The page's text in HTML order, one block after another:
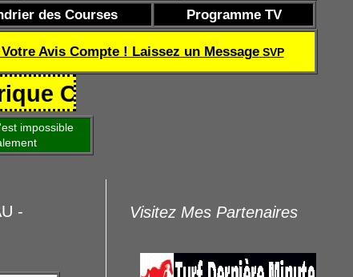
des Courses Programme TV
Avis Compte ! Laissez un MessageSVP
de réussite TQOQD 24
impossible
-
Visitez Mes Partenaires